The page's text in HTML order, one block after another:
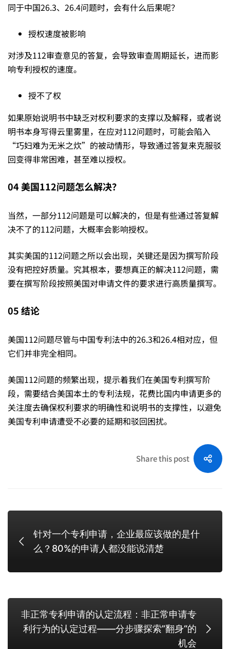
同于中国26.3、26.4问题时，会有什么后果呢？
授权速度被影响
对涉及112审查意见的答复，会导致审查周期延长，进而影
响专利授权的速度。
授不了权
如果原始说明书中缺乏对权利要求的支撑以及解释，或者说
明书本身写得云里雾里，在应对112问题时，可能会陷入
“巧妇难为无米之炊”的被动情形，导致通过答复来克服驳
回变得非常困难，甚至难以授权。
04美国112问题怎么解决？
当然，一部分112问题是可以解决的，但是有些通过答复解
决不了的112问题，大概率会影响授权。
其实美国的112问题之所以会出现，关键还是因为撰写阶段
没有把控好质量。究其根本，要想真正的解决112问题，需
要在撰写阶段按照美国对申请文件的要求进行高质量撰写。
05结论
美国112问题尽管与中国专利法中的26.3和26.4相对应，但
它们并非完全相同。
美国112问题的频繁出现，提示着我们在美国专利撰写阶
段，需要结合美国本土的专利法规，花费比国内申请更多的
关注度去确保权利要求的明确性和说明书的支撑性，以避免
美国专利申请遭受不必要的延期和驳回困扰。
Share this post
针对一个专利申请，企业最应该做的是什
么？80%的申请人都没能说清楚
非正常专利申请的认定流程：非正常申请专
利行为的认定过程——分步骤探索”翻身“的
机会